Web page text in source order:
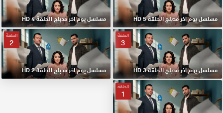
مسلسل يوم اخر مدبلج الحلقة 5 HD مسلسل يوم اخر مدبلج الحلقة 4 HD
الحلقة
3
مسلسل يوم اخر مدبلج الحلقة 3 HD
الحلقة
2
مسلسل يوم اخر مدبلج الحلقة 2 HD
الحلقة
1